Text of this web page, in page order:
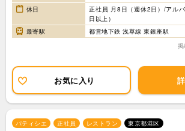
休日
正社員 月8日（週休2日）/アル
日以上）
最寄駅
都営地下鉄 浅草線 東銀座駅
お気に入り
パティシエ 正社員 レストラン 東京都港区